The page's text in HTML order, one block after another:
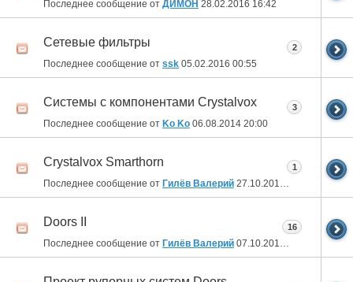
Последнее сообщение от ДИМОН 28.02.2016 16:42
Сетевые фильтры
Последнее сообщение от ssk 05.02.2016 00:55
2
Системы с компонентами Crystalvox
Последнее сообщение от Ko Ko 06.08.2014 20:00
3
Crystalvox Smarthorn
Последнее сообщение от Гилёв Валерий 27.10.2013
1
Doors II
Последнее сообщение от Гилёв Валерий 07.10.2013
16